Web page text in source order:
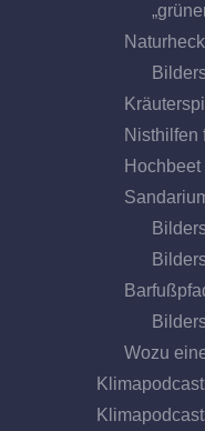
Nisthilfen
Wozu